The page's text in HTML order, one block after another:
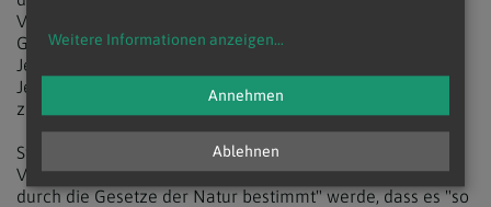
Veränderungen, bei spezifisch christlichen
Glaubensinhalten (z. B. "Es gibt einen Gott, der sich in
Jesus zu erkennen gegeben hat" oder "Auferstehung von
Jesus Christus gibt meinem Tod einen Sinn) sind leicht
zurückgehende Zustimmungsraten festzustellen.
Stärker bejaht werden demgegenüber "stärker abstrakte
Vorstellungen" wie die Aussage, dass das Leben "letztlich
durch die Gesetze der Natur bestimmt" werde, dass es "so
Weitere Informationen anzeigen...
Ablehnen
Annehmen